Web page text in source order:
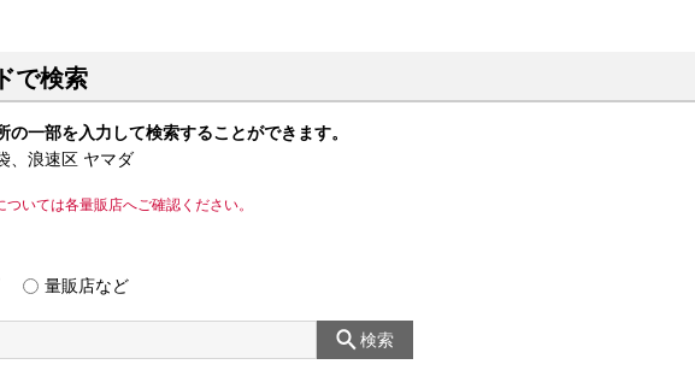
で検索
の一部を入力して検索することができます。
浪速区 ヤマダ
いては各量販店へご確認ください。
量販店など
検索